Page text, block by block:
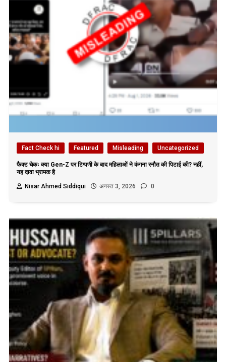
Fact Check hi Featured Misleading Uncategorized
फैक्ट चेकः क्या Gen-Z पर टिप्पणी के बाद महिलाओं ने कंगना रनौत की पिटाई की? नहीं,
यह दावा भ्रामक है
Nisar Ahmed Siddiqui
अगस्त 3, 2026 0